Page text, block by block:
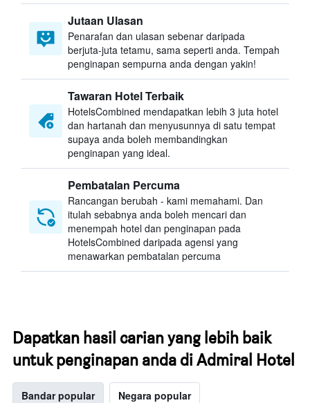
Jutaan Ulasan
Penarafan dan ulasan sebenar daripada
berjuta-juta tetamu, sama seperti anda. Tempah
penginapan sempurna anda dengan yakin!
Tawaran Hotel Terbaik
HotelsCombined mendapatkan lebih 3 juta hotel
dan hartanah dan menyusunnya di satu tempat
supaya anda boleh membandingkan
penginapan yang ideal.
Pembatalan Percuma
Rancangan berubah - kami memahami. Dan
itulah sebabnya anda boleh mencari dan
menempah hotel dan penginapan pada
HotelsCombined daripada agensi yang
menawarkan pembatalan percuma
Dapatkan hasil carian yang lebih baik
untuk penginapan anda di Admiral Hotel
Bandar popular Negara popular